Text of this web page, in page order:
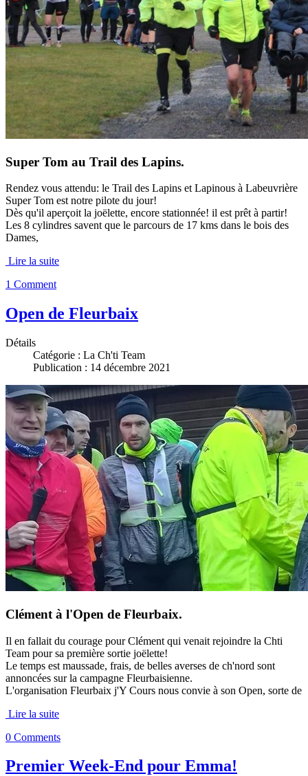
Super Tom au Trail des Lapins.
Rendez vous attendu: le Trail des Lapins et Lapinous à Labeuvrière
Super Tom est notre pilote du jour!
Dès qu'il aperçoit la joëlette, encore stationnée! il est prêt à partir!
Les 8 cylindres savent que le parcours de 17 kms dans le bois des
Dames,
Lire la suite
1 Comment
Open de Fleurbaix
Détails
Catégorie : La Ch'ti Team
Publication : 14 décembre 2021
Clément à l'Open de Fleurbaix.
Il en fallait du courage pour Clément qui venait rejoindre la Chti
Team pour sa première sortie joëlette!
Le temps est maussade, frais, de belles averses de ch'nord sont
annoncées sur la campagne Fleurbaisienne.
L'organisation Fleurbaix j'Y Cours nous convie à son Open, sorte de
Lire la suite
0 Comments
Premier Week-End pour Emma!